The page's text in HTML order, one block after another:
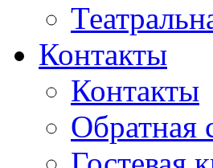
Контакты
Контакты
Обратная